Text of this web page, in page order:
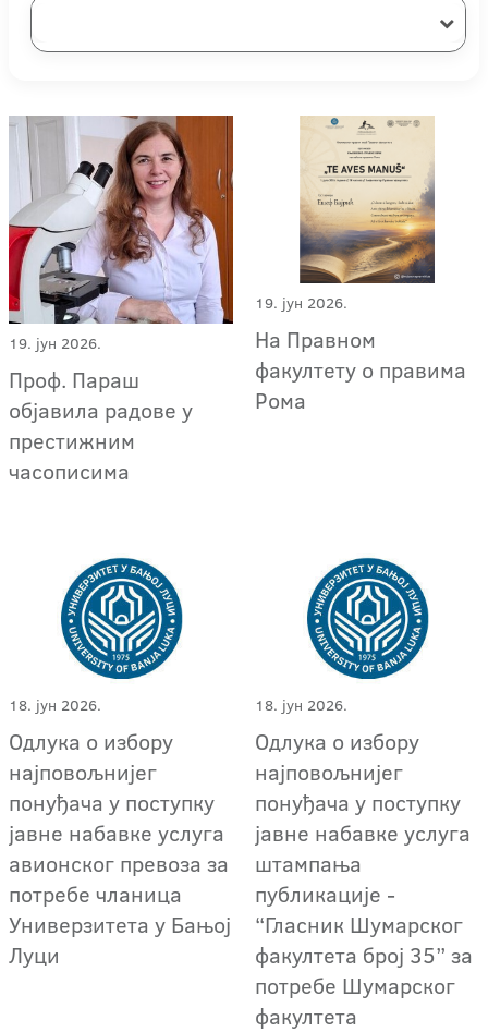
19. јун 2026.
Проф. Параш
објавила радове у
престижним
часописима
19. јун 2026.
На Правном
факултету о правима
Рома
18. јун 2026.
Oдлука о избору
најповољнијег
понуђача у поступку
јавне набавке услуга
авионског превоза за
потребе чланица
Универзитета у Бањој
Луци
18. јун 2026.
Oдлука о избору
најповољнијег
понуђача у поступку
јавне набавке услуга
штампања
публикације -
“Гласник Шумарског
факултета број 35” за
потребе Шумарског
факултета